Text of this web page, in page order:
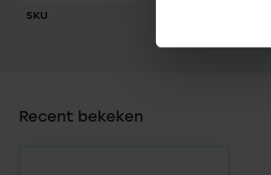
SKU
Recent bekeken